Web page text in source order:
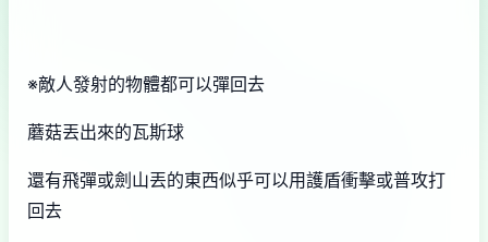
※敵人發射的物體都可以彈回去
蘑菇丟出來的瓦斯球
還有飛彈或劍山丟的東西似乎可以用護盾衝擊或普攻打
回去